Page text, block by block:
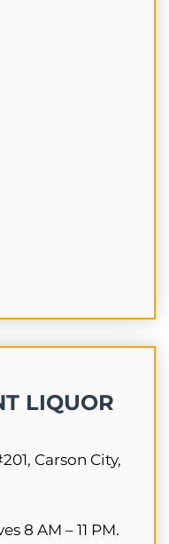
LIQUOR
Carson City,
8 AM – 11 PM.